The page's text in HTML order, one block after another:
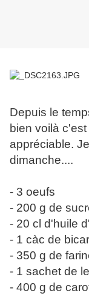
Depuis le
bien voilà
appréciable.
dimanche....
- 3 oeufs
- 200 g de
- 20 cl d'huile
- 1 càc de
- 350 g de
- 1 sachet de
- 400 g de